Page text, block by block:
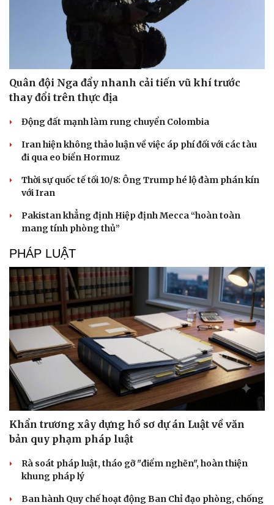
Du lịch
Tư vấn
Săn Tour
check-in
Podcast
Câu chuyện thời sự
Đọc truyện đêm khuya
Kể chuyện cho bé
Quân đội Nga đẩy nhanh cải tiến vũ khí trước
thay đổi trên thực địa
Động đất mạnh làm rung chuyển Colombia
Iran hiện không thảo luận về việc áp phí đối với các tàu
đi qua eo biển Hormuz
Thời sự quốc tế tối 10/8: Ông Trump hé lộ đàm phán kín
với Iran
Pakistan khẳng định Hiệp định Mecca “hoàn toàn
mang tính phòng thủ”
PHÁP LUẬT
Khẩn trương xây dựng hồ sơ dự án Luật về văn
bản quy phạm pháp luật
Rà soát pháp luật, tháo gỡ "điểm nghẽn", hoàn thiện
khung pháp lý
Ban hành Quy chế hoạt động Ban Chỉ đạo phòng, chống